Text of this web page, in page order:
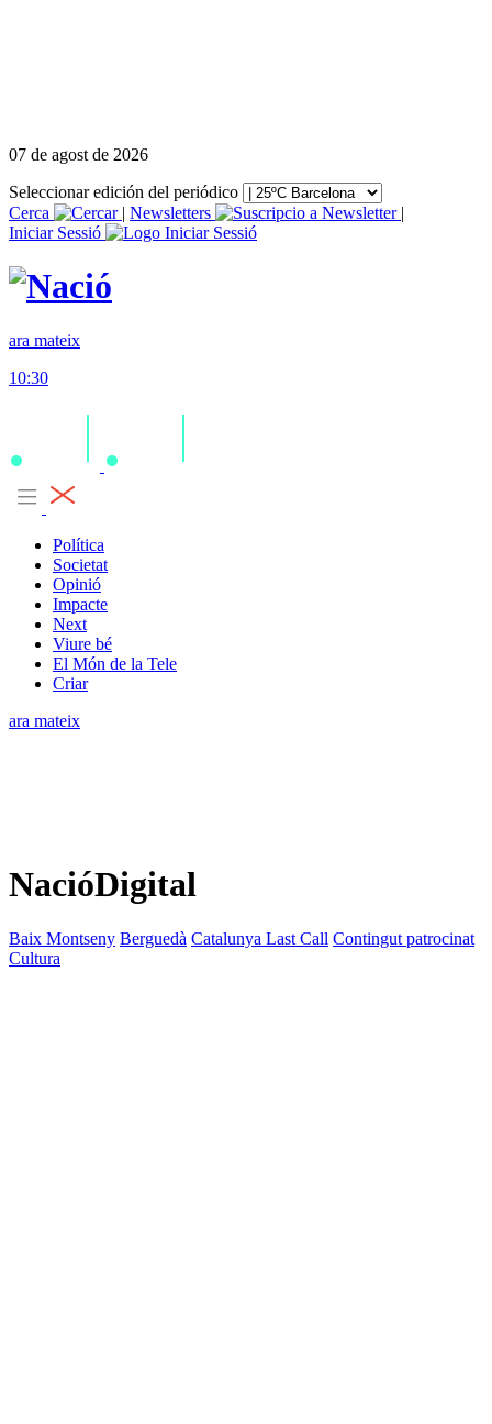
07 de agost de 2026
Seleccionar edición del periódico
Cerca
| Newsletters
|
Iniciar Sessió
ara mateix
10:30
Política
Societat
Opinió
Impacte
Next
Viure bé
El Món de la Tele
Criar
ara mateix
NacióDigital
Baix Montseny Berguedà Catalunya Last Call Contingut patrocinat
Cultura